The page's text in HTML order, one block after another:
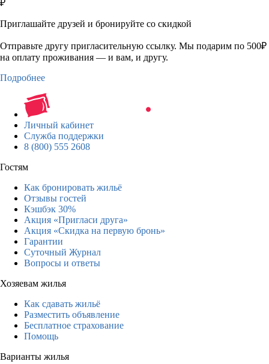
₽
Приглашайте друзей и бронируйте со скидкой
Отправьте другу пригласительную ссылку. Мы подарим по 500₽
на оплату проживания — и вам, и другу.
Подробнее
Личный кабинет
Служба поддержки
8 (800) 555 2608
Гостям
Как бронировать жильё
Отзывы гостей
Кэшбэк 30%
Акция «Пригласи друга»
Акция «Скидка на первую бронь»
Гарантии
Суточный Журнал
Вопросы и ответы
Хозяевам жилья
Как сдавать жильё
Разместить объявление
Бесплатное страхование
Помощь
Варианты жилья